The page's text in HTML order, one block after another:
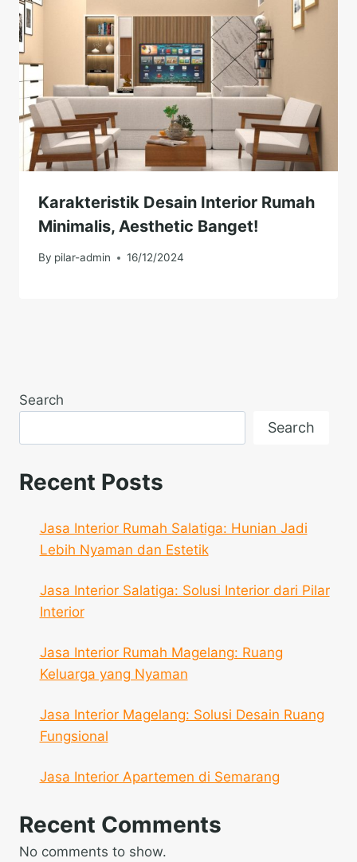
Karakteristik Desain Interior Rumah
Minimalis, Aesthetic Banget!
By pilar-admin 16/12/2024
Search
Search
Recent Posts
Jasa Interior Rumah Salatiga: Hunian Jadi
Lebih Nyaman dan Estetik
Jasa Interior Salatiga: Solusi Interior dari Pilar
Interior
Jasa Interior Rumah Magelang: Ruang
Keluarga yang Nyaman
Jasa Interior Magelang: Solusi Desain Ruang
Fungsional
Jasa Interior Apartemen di Semarang
Recent Comments
No comments to show.